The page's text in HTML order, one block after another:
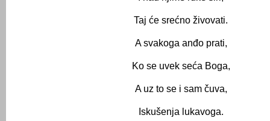
Taj će srećno živovati.
A svakoga anđo prati,
Ko se uvek seća Boga,
A uz to se i sam čuva,
Iskušenja lukavoga.